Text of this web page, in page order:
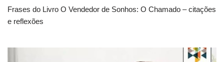
Frases do Livro O Vendedor de Sonhos: O Chamado – citações
e reflexões